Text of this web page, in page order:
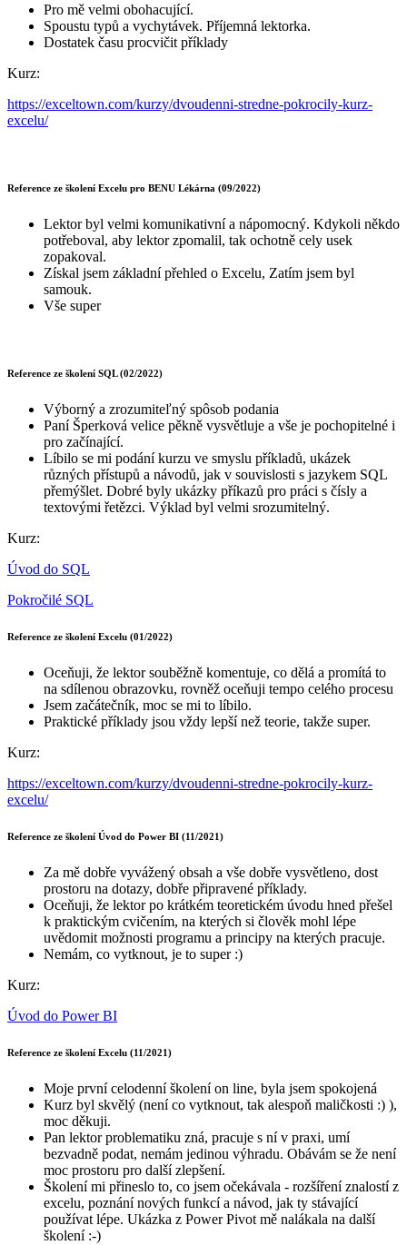
Pro mě velmi obohacující.
Spoustu typů a vychytávek. Příjemná lektorka.
Dostatek času procvičit příklady
Kurz:
https://exceltown.com/kurzy/dvoudenni-stredne-pokrocily-kurz-
excelu/
Reference ze školení Excelu pro BENU Lékárna (09/2022)
Lektor byl velmi komunikativní a nápomocný. Kdykoli někdo
potřeboval, aby lektor zpomalil, tak ochotně cely usek
zopakoval.
Získal jsem základní přehled o Excelu, Zatím jsem byl
samouk.
Vše super
Reference ze školení SQL (02/2022)
Výborný a zrozumiteľný spôsob podania
Paní Šperková velice pěkně vysvětluje a vše je pochopitelné i
pro začínající.
Líbilo se mi podání kurzu ve smyslu příkladů, ukázek
různých přístupů a návodů, jak v souvislosti s jazykem SQL
přemýšlet. Dobré byly ukázky příkazů pro práci s čísly a
textovými řetězci. Výklad byl velmi srozumitelný.
Kurz:
Úvod do SQL
Pokročilé SQL
Reference ze školení Excelu (01/2022)
Oceňuji, že lektor souběžně komentuje, co dělá a promítá to
na sdílenou obrazovku, rovněž oceňuji tempo celého procesu
Jsem začátečník, moc se mi to líbilo.
Praktické příklady jsou vždy lepší než teorie, takže super.
Kurz:
https://exceltown.com/kurzy/dvoudenni-stredne-pokrocily-kurz-
excelu/
Reference ze školení Úvod do Power BI (11/2021)
Za mě dobře vyvážený obsah a vše dobře vysvětleno, dost
prostoru na dotazy, dobře připravené příklady.
Oceňuji, že lektor po krátkém teoretickém úvodu hned přešel
k praktickým cvičením, na kterých si člověk mohl lépe
uvědomit možnosti programu a principy na kterých pracuje.
Nemám, co vytknout, je to super :)
Kurz:
Úvod do Power BI
Reference ze školení Excelu (11/2021)
Moje první celodenní školení on line, byla jsem spokojená
Kurz byl skvělý (není co vytknout, tak alespoň maličkosti :) ),
moc děkuji.
Pan lektor problematiku zná, pracuje s ní v praxi, umí
bezvadně podat, nemám jedinou výhradu. Obávám se že není
moc prostoru pro další zlepšení.
Školení mi přineslo to, co jsem očekávala - rozšíření znalostí z
excelu, poznání nových funkcí a návod, jak ty stávající
používat lépe. Ukázka z Power Pivot mě nalákala na další
školení :-)